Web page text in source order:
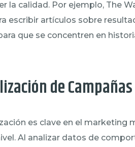
la calidad. Por ejemplo, The
escribir artículos sobre
que se concentren en
de
es clave en el marketing
Al analizar datos de